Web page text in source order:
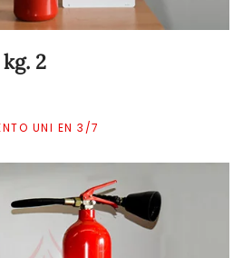
2
UNI EN 3/7